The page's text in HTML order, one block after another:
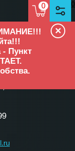
0 0
- Пункт
×